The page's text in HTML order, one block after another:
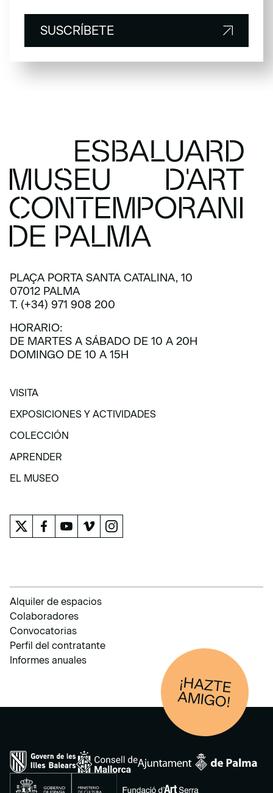
SUSCRÍBETE
SUSCRÍBETE
PLAÇA PORTA SANTA CATALINA, 10
07012 PALMA
T. (+34) 971 908 200
HORARIO:
DE MARTES A SÁBADO DE 10 A 20H
DOMINGO DE 10 A 15H
VISITA
VISITA
EXPOSICIONES Y ACTIVIDADES
EXPOSICIONES Y ACTIVIDADES
COLECCIÓN
COLECCIÓN
APRENDER
APRENDER
EL MUSEO
Alquiler de espacios
Colaboradores
Convocatorias
Perfil del contratante
Informes anuales
¡HAZTE
AM
IGO!